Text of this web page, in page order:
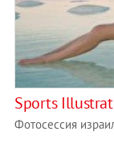
Sports
Фотосессия